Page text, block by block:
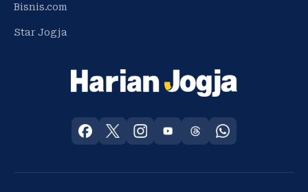
Bisnis.com
Star Jogja